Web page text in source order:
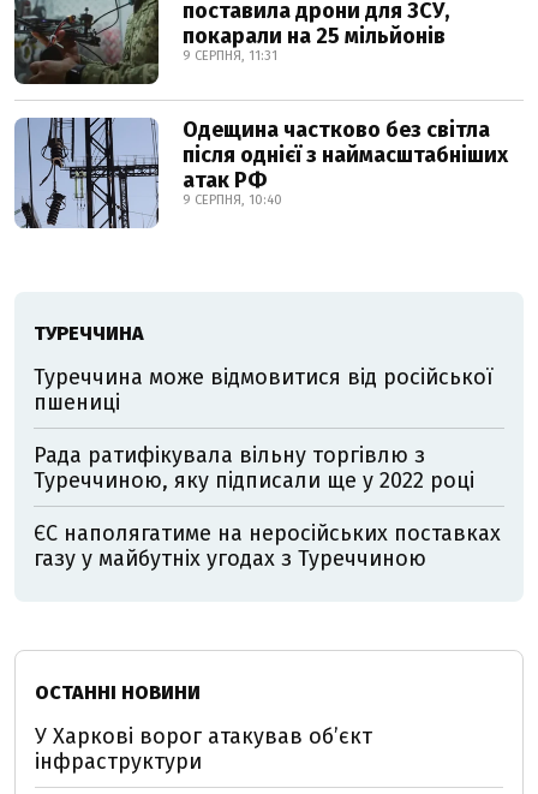
поставила дрони для ЗСУ,
покарали на 25 мільйонів
9 СЕРПНЯ, 11:31
Одещина частково без світла
після однієї з наймасштабніших
атак РФ
9 СЕРПНЯ, 10:40
ТУРЕЧЧИНА
Туреччина може відмовитися від російської
пшениці
Рада ратифікувала вільну торгівлю з
Туреччиною, яку підписали ще у 2022 році
ЄС наполягатиме на неросійських поставках
газу у майбутніх угодах з Туреччиною
ОСТАННІ НОВИНИ
У Харкові ворог атакував обʼєкт
інфраструктури